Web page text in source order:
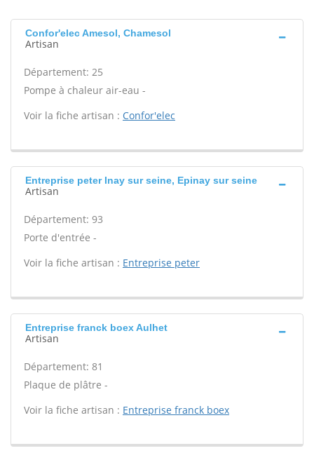
Confor'elec Amesol, Chamesol
Artisan
Département: 25
Pompe à chaleur air-eau -
Voir la fiche artisan : Confor'elec
Entreprise peter Inay sur seine, Epinay sur seine
Artisan
Département: 93
Porte d'entrée -
Voir la fiche artisan : Entreprise peter
Entreprise franck boex Aulhet
Artisan
Département: 81
Plaque de plâtre -
Voir la fiche artisan : Entreprise franck boex